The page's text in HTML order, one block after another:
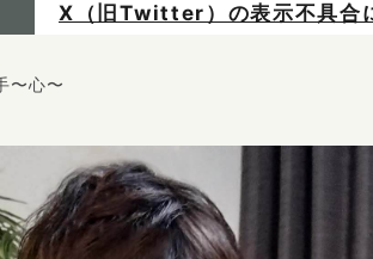
ご予約は各店へ直接お問い合わ
料金改定のお知らせ
〜心〜